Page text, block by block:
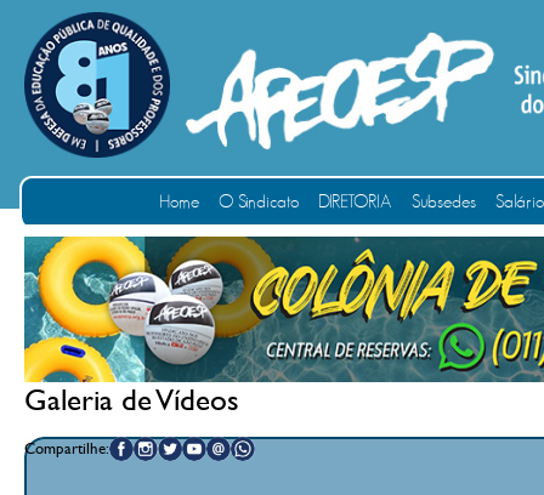
Home O Sindicato DIRETORIA Subsedes
Galeria de Vídeos
Compartilhe: